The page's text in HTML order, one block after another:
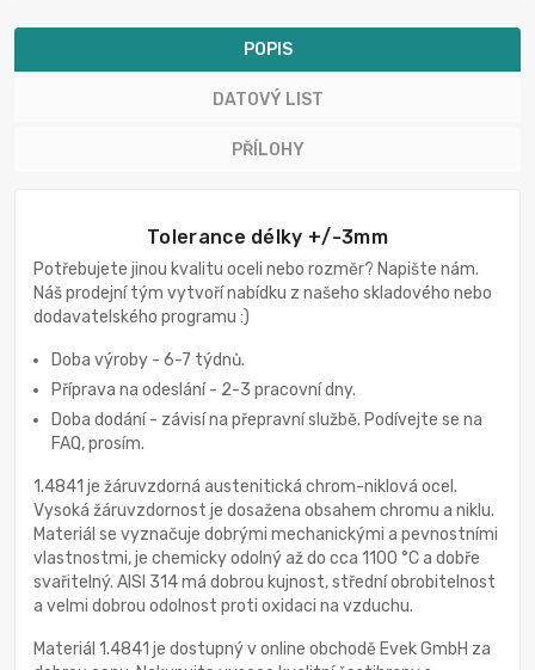
POPIS
DATOVÝ LIST
PŘÍLOHY
Tolerance délky +/-3mm
Potřebujete jinou kvalitu oceli nebo rozměr? Napište nám.
Náš prodejní tým vytvoří nabídku z našeho skladového nebo
dodavatelského programu :)
Doba výroby - 6-7 týdnů.
Příprava na odeslání - 2-3 pracovní dny.
Doba dodání - závisí na přepravní službě. Podívejte se na
FAQ, prosím.
1.4841 je žáruvzdorná austenitická chrom-niklová ocel.
Vysoká žáruvzdornost je dosažena obsahem chromu a niklu.
Materiál se vyznačuje dobrými mechanickými a pevnostními
vlastnostmi, je chemicky odolný až do cca 1100 °C a dobře
svařitelný. AISI 314 má dobrou kujnost, střední obrobitelnost
a velmi dobrou odolnost proti oxidaci na vzduchu.
Materiál 1.4841 je dostupný v online obchodě Evek GmbH za